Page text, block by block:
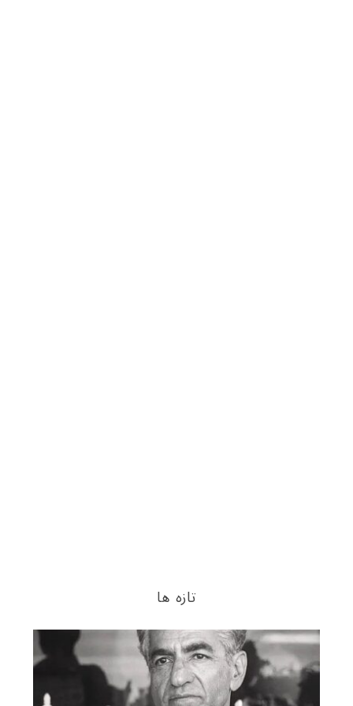
تازه ها